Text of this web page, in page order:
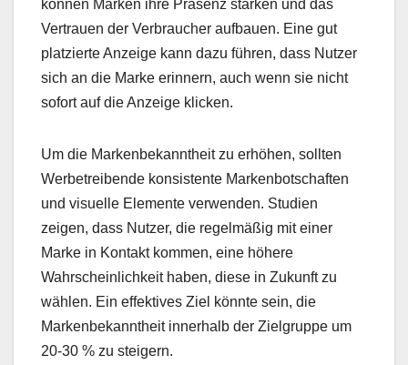
können Marken ihre Präsenz stärken und das
Vertrauen der Verbraucher aufbauen. Eine gut
platzierte Anzeige kann dazu führen, dass Nutzer
sich an die Marke erinnern, auch wenn sie nicht
sofort auf die Anzeige klicken.
Um die Markenbekanntheit zu erhöhen, sollten
Werbetreibende konsistente Markenbotschaften
und visuelle Elemente verwenden. Studien
zeigen, dass Nutzer, die regelmäßig mit einer
Marke in Kontakt kommen, eine höhere
Wahrscheinlichkeit haben, diese in Zukunft zu
wählen. Ein effektives Ziel könnte sein, die
Markenbekanntheit innerhalb der Zielgruppe um
20-30 % zu steigern.